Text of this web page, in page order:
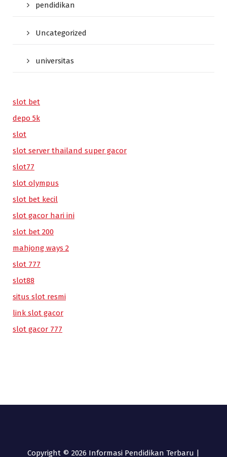
pendidikan
Uncategorized
universitas
slot bet
depo 5k
slot
slot server thailand super gacor
slot77
slot olympus
slot bet kecil
slot gacor hari ini
slot bet 200
mahjong ways 2
slot 777
slot88
situs slot resmi
link slot gacor
slot gacor 777
Copyright © 2026 Informasi Pendidikan Terbaru |